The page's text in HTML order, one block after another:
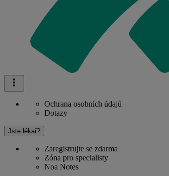
Ochrana osobních údajů
Dotazy
Jste lékař?
Zaregistrujte se zdarma
Zóna pro specialisty
Noa Notes